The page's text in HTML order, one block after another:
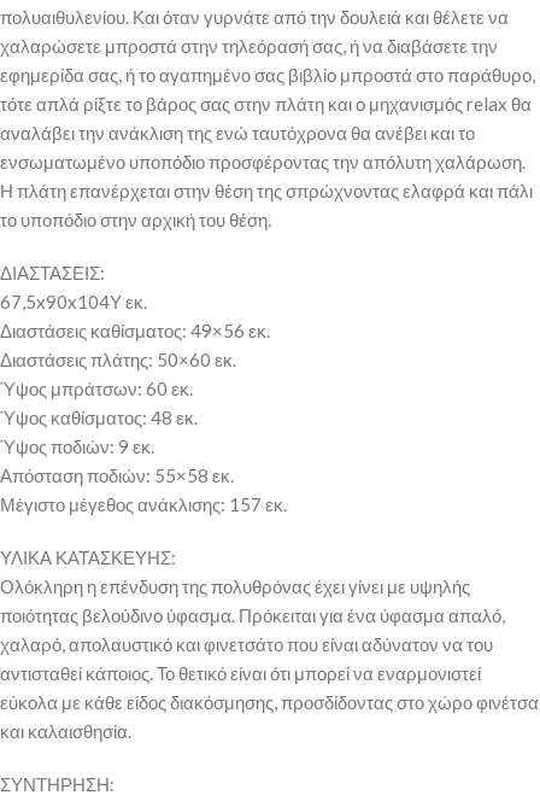
πολυαιθυλενίου. Και όταν γυρνάτε από την δουλειά και θέλετε να
χαλαρώσετε μπροστά στην τηλεόρασή σας, ή να διαβάσετε την
εφημερίδα σας, ή το αγαπημένο σας βιβλίο μπροστά στο παράθυρο,
τότε απλά ρίξτε το βάρος σας στην πλάτη και ο μηχανισμός relax θα
αναλάβει την ανάκλιση της ενώ ταυτόχρονα θα ανέβει και το
ενσωματωμένο υποπόδιο προσφέροντας την απόλυτη χαλάρωση.
Η πλάτη επανέρχεται στην θέση της σπρώχνοντας ελαφρά και πάλι
το υποπόδιο στην αρχική του θέση.
ΔΙΑΣΤΑΣΕΙΣ:
67,5x90x104Υ εκ.
Διαστάσεις καθίσματος: 49×56 εκ.
Διαστάσεις πλάτης: 50×60 εκ.
Ύψος μπράτσων: 60 εκ.
Ύψος καθίσματος: 48 εκ.
Ύψος ποδιών: 9 εκ.
Απόσταση ποδιών: 55×58 εκ.
Μέγιστο μέγεθος ανάκλισης: 157 εκ.
ΥΛΙΚΑ ΚΑΤΑΣΚΕΥΗΣ:
Ολόκληρη η επένδυση της πολυθρόνας έχει γίνει με υψηλής
ποιότητας βελούδινο ύφασμα. Πρόκειται για ένα ύφασμα απαλό,
χαλαρό, απολαυστικό και φινετσάτο που είναι αδύνατον να του
αντισταθεί κάποιος. Το θετικό είναι ότι μπορεί να εναρμονιστεί
εύκολα με κάθε είδος διακόσμησης, προσδίδοντας στο χώρο φινέτσα
και καλαισθησία.
ΣΥΝΤΗΡΗΣΗ: